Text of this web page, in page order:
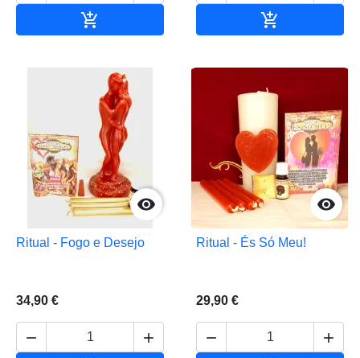
 

Ritual - Fogo e Desejo
34,90 €
 

Ritual - És Só Meu!
29,90 €
 